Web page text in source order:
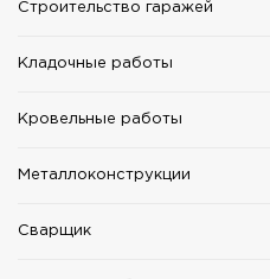
Строительство гаражей
Кладочные работы
Кровельные работы
Mеталлоконструкции
Сварщик